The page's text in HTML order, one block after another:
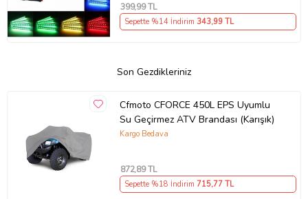
399,99 TL
Sepette %14 İndirim 343,99 TL
Son Gezdikleriniz
Cfmoto CFORCE 450L EPS Uyumlu
Su Geçirmez ATV Brandası (Karışık)
Kargo Bedava
872,89 TL
Sepette %18 İndirim 715,77 TL